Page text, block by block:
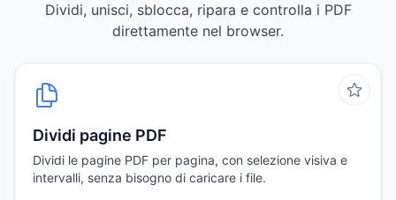
Dividi, unisci, sblocca, ripara e controlla i PDF
direttamente nel browser.
Dividi pagine PDF
Dividi le pagine PDF per pagina, con selezione visiva e
intervalli, senza bisogno di caricare i file.